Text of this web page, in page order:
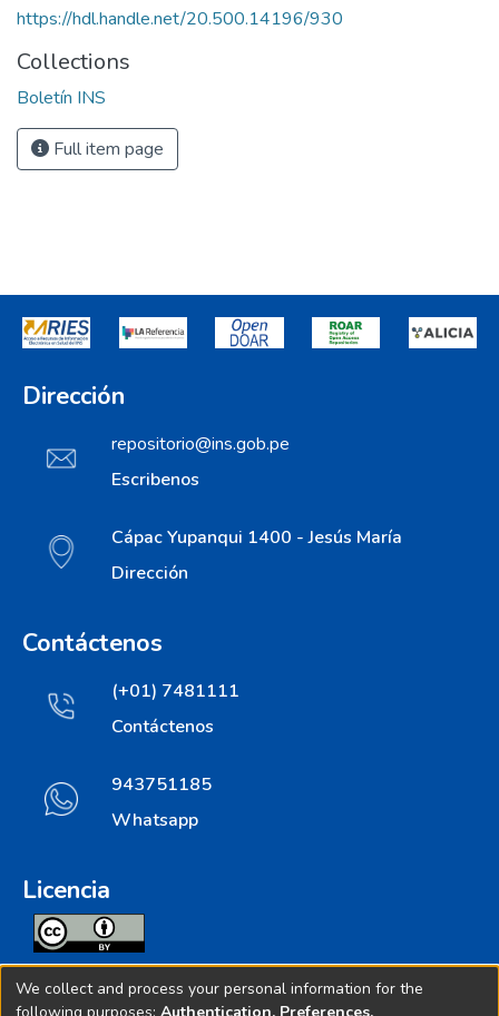
https://hdl.handle.net/20.500.14196/930
Collections
Boletín INS
Full item page
Dirección
repositorio@ins.gob.pe
Escribenos
Cápac Yupanqui 1400 - Jesús María
Dirección
Contáctenos
(+01) 7481111
Contáctenos
943751185
Whatsapp
Licencia
Todos los contenidos de repositorio.ins.gob.pe estan
licenciados bajo
We collect and process your personal information for the